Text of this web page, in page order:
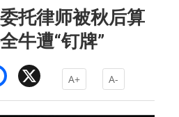
托律师被秋后算
牛遭“钉牌”
Facebook A+ A-